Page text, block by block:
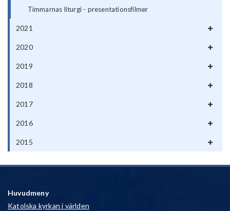
Timmarnas liturgi - presentationsfilmer
2021
2020
2019
2018
2017
2016
2015
Huvudmeny
Katolska kyrkan i världen